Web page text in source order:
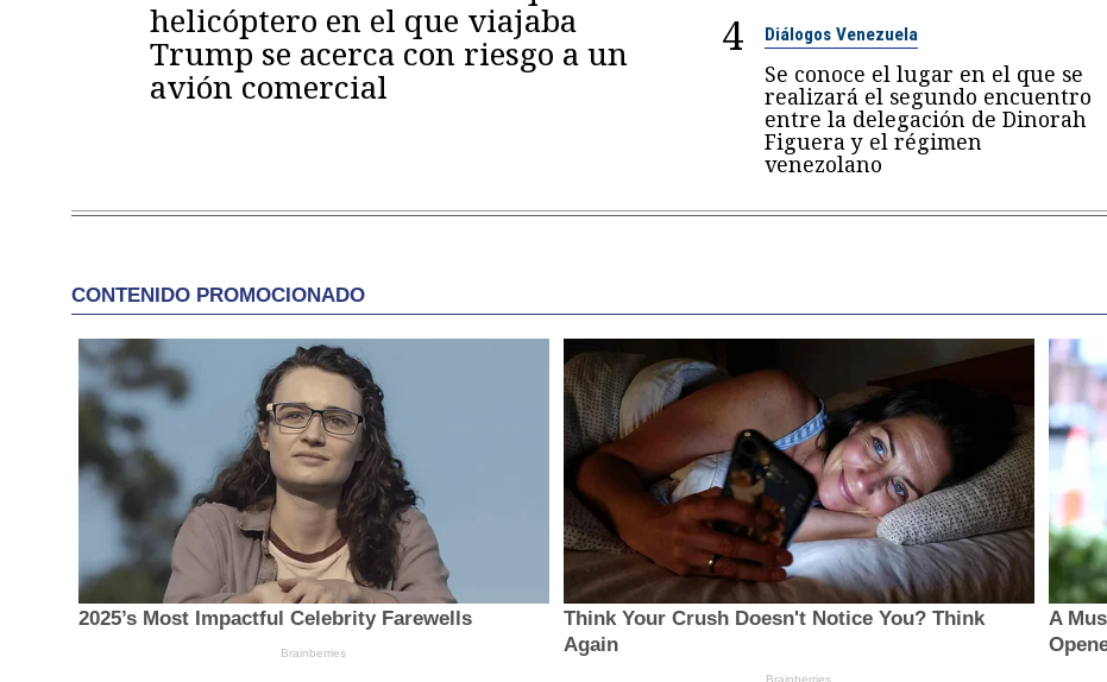
helicóptero en el que viajaba
Trump se acerca con riesgo a un
avión comercial
4 Diálogos Venezuela
Se conoce el lugar en el que se
realizará el segundo encuentro
entre la delegación de Dinorah
Figuera y el régimen
venezolano